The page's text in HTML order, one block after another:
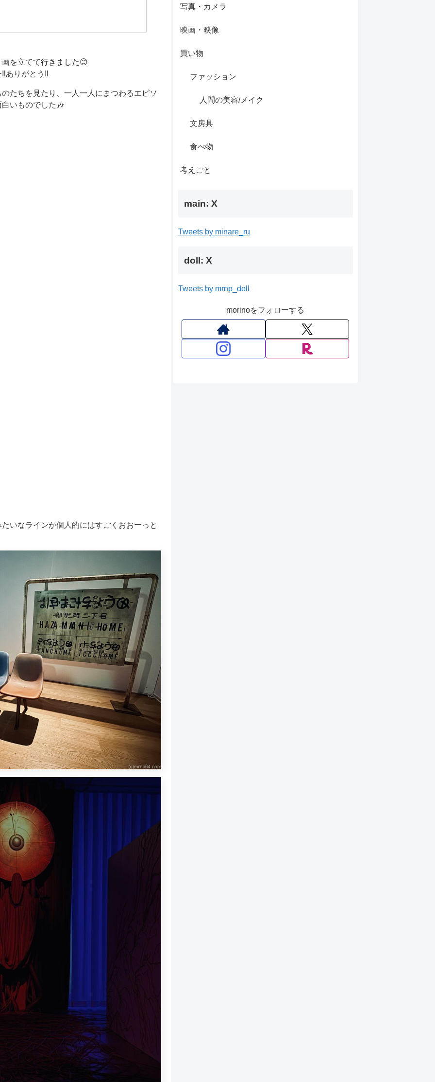
を立てて行きました😊
ありがとう‼️
たちを見たり、一人一人にまつわるエピソ
いものでした🎶
いなラインが個人的にはすごくおおーっと
写真・カメラ
映画・映像
買い物
ファッション
人間の美容/メイク
文房具
食べ物
考えごと
main: X
Tweets by minare_ru
doll: X
Tweets by mrnp_doll
morinoをフォローする